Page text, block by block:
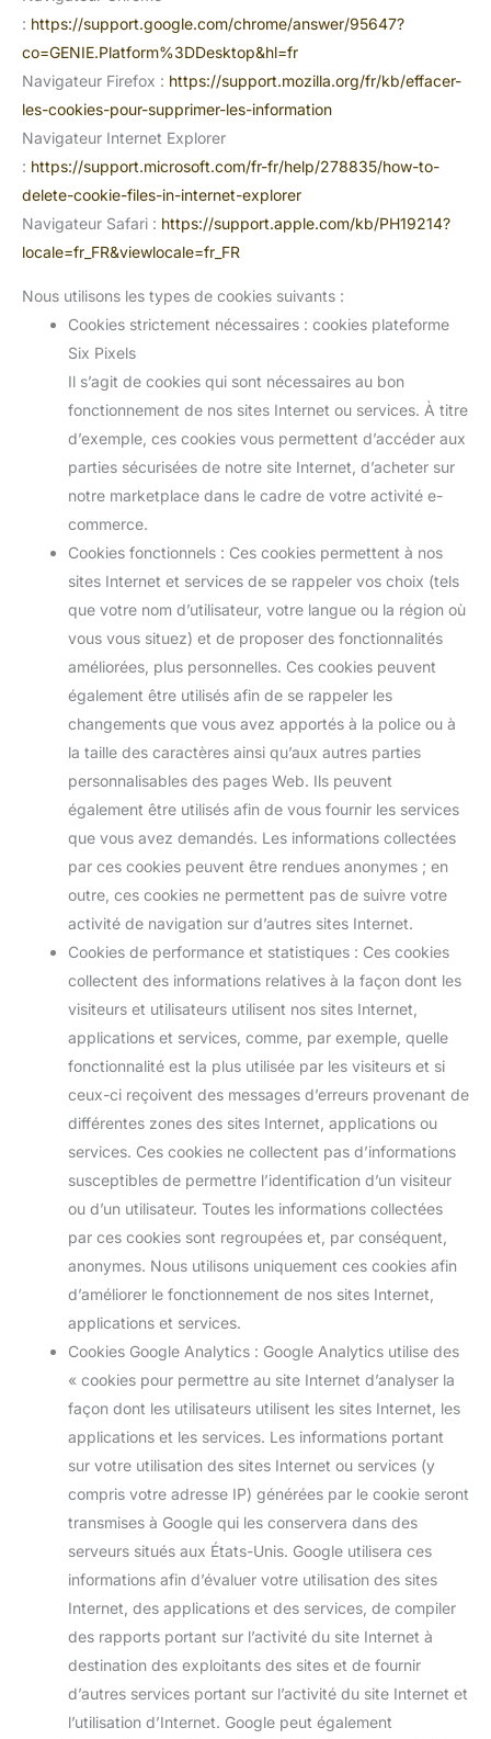
: https://support.google.com/chrome/answer/95647?
co=GENIE.Platform%3DDesktop&hl=fr
Navigateur Firefox : https://support.mozilla.org/fr/kb/effacer-
les-cookies-pour-supprimer-les-information
Navigateur Internet Explorer
: https://support.microsoft.com/fr-fr/help/278835/how-to-
delete-cookie-files-in-internet-explorer
Navigateur Safari : https://support.apple.com/kb/PH19214?
locale=fr_FR&viewlocale=fr_FR
Nous utilisons les types de cookies suivants :
Cookies strictement nécessaires : cookies plateforme
Six Pixels
Il s’agit de cookies qui sont nécessaires au bon
fonctionnement de nos sites Internet ou services. À titre
d’exemple, ces cookies vous permettent d’accéder aux
parties sécurisées de notre site Internet, d’acheter sur
notre marketplace dans le cadre de votre activité e-
commerce.
Cookies fonctionnels : Ces cookies permettent à nos
sites Internet et services de se rappeler vos choix (tels
que votre nom d’utilisateur, votre langue ou la région où
vous vous situez) et de proposer des fonctionnalités
améliorées, plus personnelles. Ces cookies peuvent
également être utilisés afin de se rappeler les
changements que vous avez apportés à la police ou à
la taille des caractères ainsi qu’aux autres parties
personnalisables des pages Web. Ils peuvent
également être utilisés afin de vous fournir les services
que vous avez demandés. Les informations collectées
par ces cookies peuvent être rendues anonymes ; en
outre, ces cookies ne permettent pas de suivre votre
activité de navigation sur d’autres sites Internet.
Cookies de performance et statistiques : Ces cookies
collectent des informations relatives à la façon dont les
visiteurs et utilisateurs utilisent nos sites Internet,
applications et services, comme, par exemple, quelle
fonctionnalité est la plus utilisée par les visiteurs et si
ceux-ci reçoivent des messages d’erreurs provenant de
différentes zones des sites Internet, applications ou
services. Ces cookies ne collectent pas d’informations
susceptibles de permettre l’identification d’un visiteur
ou d’un utilisateur. Toutes les informations collectées
par ces cookies sont regroupées et, par conséquent,
anonymes. Nous utilisons uniquement ces cookies afin
d’améliorer le fonctionnement de nos sites Internet,
applications et services.
Cookies Google Analytics : Google Analytics utilise des
« cookies pour permettre au site Internet d’analyser la
façon dont les utilisateurs utilisent les sites Internet, les
applications et les services. Les informations portant
sur votre utilisation des sites Internet ou services (y
compris votre adresse IP) générées par le cookie seront
transmises à Google qui les conservera dans des
serveurs situés aux États-Unis. Google utilisera ces
informations afin d’évaluer votre utilisation des sites
Internet, des applications et des services, de compiler
des rapports portant sur l’activité du site Internet à
destination des exploitants des sites et de fournir
d’autres services portant sur l’activité du site Internet et
l’utilisation d’Internet. Google peut également